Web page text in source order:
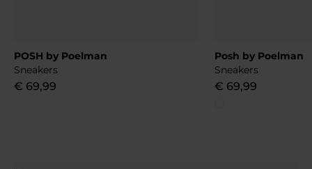
POSH by Poelman
Sneakers
€ 69,99
Posh by Poelman
Sneakers
€ 69,99